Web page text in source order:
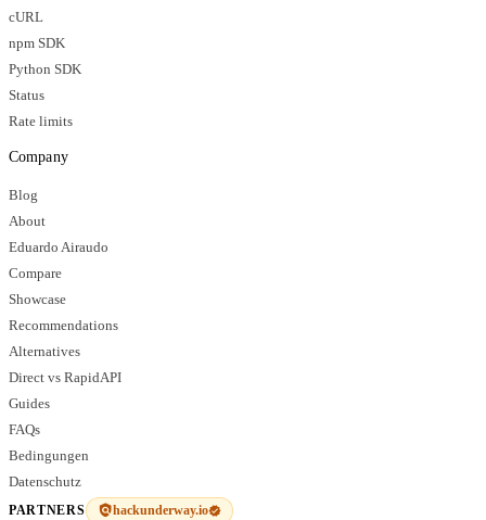
cURL
npm SDK
Python SDK
Status
Rate limits
Company
Blog
About
Eduardo Airaudo
Compare
Showcase
Recommendations
Alternatives
Direct vs RapidAPI
Guides
FAQs
Bedingungen
Datenschutz
PARTNERS hackunderway.io